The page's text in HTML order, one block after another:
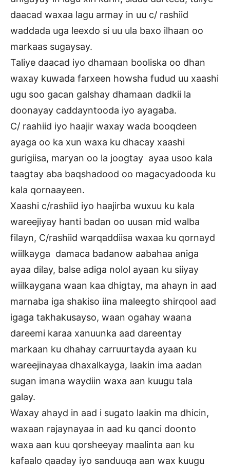
daacad waxaa lagu armay in uu c/ rashiid
waddada uga leexdo si uu ula baxo ilhaan oo
markaas sugaysay.
Taliye daacad iyo dhamaan booliska oo dhan
waxay kuwada farxeen howsha fudud uu xaashi
ugu soo gacan galshay dhamaan dadkii la
doonayay caddayntooda iyo ayagaba.
C/ raahiid iyo haajir waxay wada booqdeen
ayaga oo ka xun waxa ku dhacay xaashi
gurigiisa, maryan oo la joogtay ayaa usoo kala
taagtay aba baqshadood oo magacyadooda ku
kala qornaayeen.
Xaashi c/rashiid iyo haajirba wuxuu ku kala
wareejiyay hanti badan oo uusan mid walba
filayn, C/rashiid warqaddiisa waxaa ku qornayd
wiilkayga damaca badanow aabahaa aniga
ayaa dilay, balse adiga nolol ayaan ku siiyay
wiilkaygana waan kaa dhigtay, ma ahayn in aad
marnaba iga shakiso iina maleegto shirqool aad
igaga takhakusayso, waan ogahay waana
dareemi karaa xanuunka aad dareentay
markaan ku dhahay carruurtayda ayaan ku
wareejinayaa dhaxalkayga, laakin ima aadan
sugan imana waydiin waxa aan kuugu tala
galay.
Waxay ahayd in aad i sugato laakin ma dhicin,
waxaan rajaynayaa in aad ku qanci doonto
waxa aan kuu qorsheeyay maalinta aan ku
kafaalo qaaday iyo sanduuqa aan wax kuugu